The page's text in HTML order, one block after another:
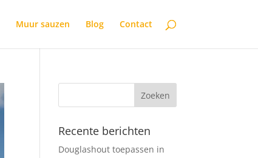
Muur sauzen Blog Contact
Recente berichten
Douglashout toepassen in